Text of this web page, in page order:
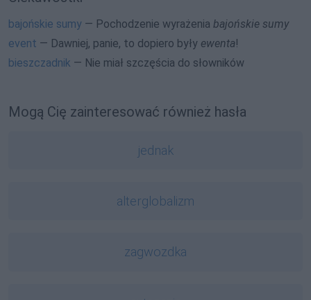
bajońskie sumy — Pochodzenie wyrażenia bajońskie sumy
event — Dawniej, panie, to dopiero były ewenta!
bieszczadnik — Nie miał szczęścia do słowników
Mogą Cię zainteresować również hasła
jednak
alterglobalizm
zagwozdka